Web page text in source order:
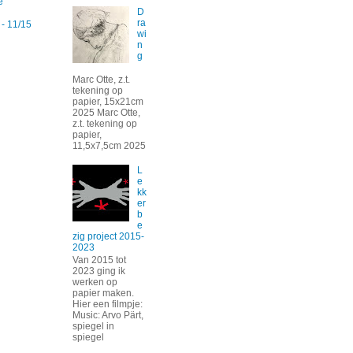
11/15
D
ra
wi
n
g
Marc Otte, z.t.
tekening op
papier, 15x21cm
2025 Marc Otte,
z.t. tekening op
papier,
11,5x7,5cm 2025
L
e
kk
er
b
e
zig project 2015-
2023
Van 2015 tot
2023 ging ik
werken op
papier maken.
Hier een filmpje:
Music: Arvo Pärt,
spiegel in
spiegel